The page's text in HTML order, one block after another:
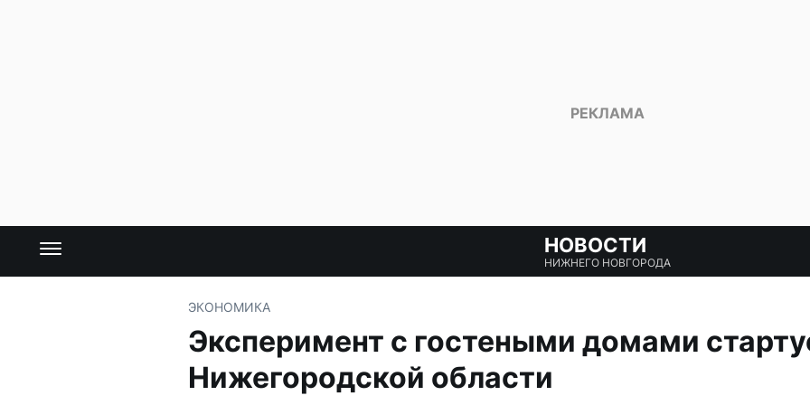
НОВОСТИ
НИЖНЕГО НОВГОРОДА
ЭКОНОМИКА
Эксперимент с гостеными домами
Нижегородской области